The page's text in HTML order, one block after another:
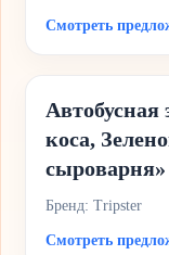
Смотреть
коса,
сыроварня»
Бренд: Tripster
Смотреть